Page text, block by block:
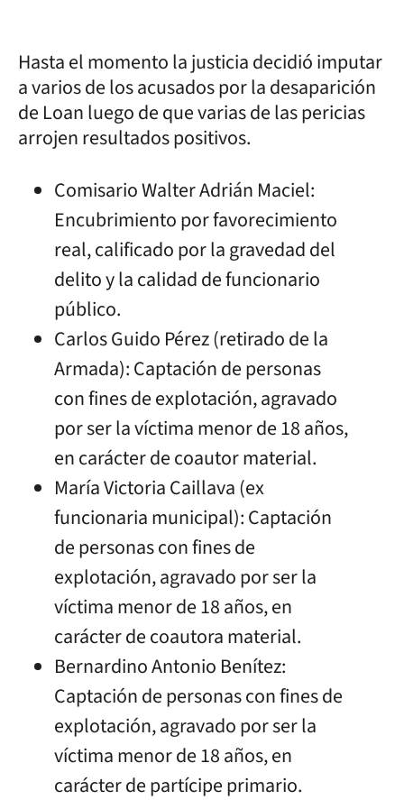
Hasta el momento la justicia decidió imputar
a varios de los acusados por la desaparición
de Loan luego de que varias de las pericias
arrojen resultados positivos.
Comisario Walter Adrián Maciel:
Encubrimiento por favorecimiento
real, calificado por la gravedad del
delito y la calidad de funcionario
público.
Carlos Guido Pérez (retirado de la
Armada): Captación de personas
con fines de explotación, agravado
por ser la víctima menor de 18 años,
en carácter de coautor material.
María Victoria Caillava (ex
funcionaria municipal): Captación
de personas con fines de
explotación, agravado por ser la
víctima menor de 18 años, en
carácter de coautora material.
Bernardino Antonio Benítez:
Captación de personas con fines de
explotación, agravado por ser la
víctima menor de 18 años, en
carácter de partícipe primario.